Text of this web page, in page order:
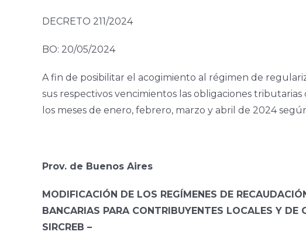
DECRETO 211/2024
BO: 20/05/2024
A fin de posibilitar el acogimiento al régimen de
sus respectivos vencimientos las obligaciones
los meses de enero, febrero, marzo y abril de 2024
Prov. de Buenos Aires
MODIFICACIÓN DE LOS REGÍMENES DE
BANCARIAS PARA CONTRIBUYENTES LOCALES Y DE
SIRCREB –